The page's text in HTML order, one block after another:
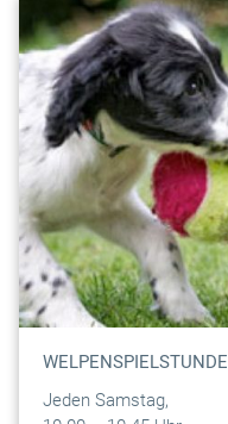
WELPENSPIELSTUNDE
Jeden Samstag,